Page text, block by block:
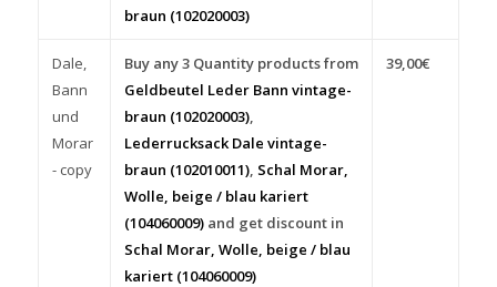
braun (102020003)
Dale,
Bann
und
Morar
- copy
Buy any 3 Quantity products from
Geldbeutel Leder Bann vintage-
braun (102020003),
Lederrucksack Dale vintage-
braun (102010011), Schal Morar,
Wolle, beige / blau kariert
(104060009)and get discount in
Schal Morar, Wolle, beige / blau
kariert (104060009)
39,00€